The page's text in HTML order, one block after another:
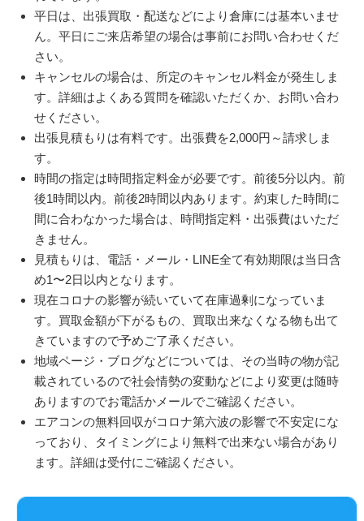
平日は、出張買取・配送などにより倉庫には基本いませ
ん。平日にご来店希望の場合は事前にお問い合わせくだ
さい。
キャンセルの場合は、所定のキャンセル料金が発生しま
す。詳細はよくある質問を確認いただくか、お問い合わ
せください。
出張見積もりは有料です。出張費を2,000円～請求しま
す。
時間の指定は時間指定料金が必要です。前後5分以内。前
後1時間以内。前後2時間以内あります。約束した時間に
間に合わなかった場合は、時間指定料・出張費はいただ
きません。
見積もりは、電話・メール・LINE全て有効期限は当日含
め1〜2日以内となります。
現在コロナの影響が続いていて在庫過剰になっていま
す。買取金額が下がるもの、買取出来なくなる物も出て
きていますので予めご了承ください。
地域ページ・ブログなどについては、その当時の物が記
載されているので社会情勢の変動などにより変更は随時
ありますのでお電話かメールでご確認ください。
エアコンの無料回収がコロナ第六波の影響で不安定にな
っており、タイミングにより無料で出来ない場合があり
ます。詳細は受付にご確認ください。